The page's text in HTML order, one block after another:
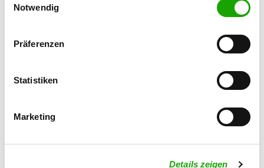
Cookies, wenn Sie unsere Webseite weiterhin nutzen.
Notwendig
Präferenzen
Statistiken
Marketing
Details zeigen
Klaushofer Weg
Details
Fernabrünster Straße
Alter Sportplatz, Verlängerung der